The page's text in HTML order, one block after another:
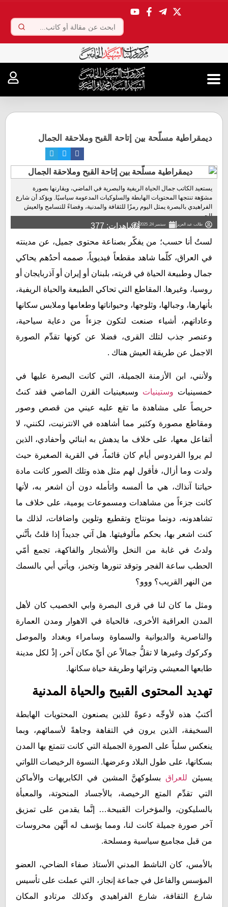
ديمقراطية مسلّحة بين إتاحة القبح وملاحقة الجمال
يستعيد الكاتب جمال الحياة الريفية والبصرية في الماضي، ويقارنها بصورة
مشوّهة تنتجها المحتويات الهابطة والسلوكيات المدعومة سياسيًا. ويؤكد أن شارع
الفراهيدي بالبصرة يمثل اليوم رمزًا للثقافة والمدنية، وفضاءً للتسامح والعيش
الحر....
طالب عبد العزيز سبتمبر 24, 2025
مشاهدات: 377
لستُ أنا حسب؛ من يفكّر بصناعة محتوى جميل، عن مدينته
في العراق، كلّما شاهد مقطعاً فيديوياً، صممه أحدُهم يحاكي
جمال وطبيعة الحياة في قريته، بلبنان أو إيران أو آذربايجان أو
روسيا، وغيرها. المقاطع التي تحاكي الطبيعة والحياة الريفية،
بأنهارها، وجبالها، وثلوجها، وحيواناتها وطعامها وملابس سكانها
وعاداتهم، أشياء صنعت لتكون جزءاً من دعاية سياحية،
وعنصر جذب لتلك القرى، فضلا عن كونها تقدِّم الصورة
الاجمل عن طريقة العيش هناك .
ولأنني، ابن الأزمنة الجميلة، التي كانت البصرة عليها في
خمسينيات وستينيات وسبعينيات القرن الماضي فقد كنتُ
حريصاً على مشاهدة ما تقع عليه عيني من قصص وصور
ومقاطع مصورة وكثير مما أشاهده في الانترنيت، لكنني، لا
أتفاعل معها، على خلاف ما يدهش به ابنائي وأحفادي، الذين
لم يروا الفردوس أيام كان قائماً، في القرية الصغيرة حيث
ولدت وما أزال، فأقول لهم مثل هذه وتلك الصور كانت مادة
حياتنا آنذاك، هي ما ألمسه واتأمله دون أن اشعر به، لأنها
كانت جزءاً من مشاهدات ومسموعات يومية، على خلاف ما
تشاهدونه، دونما مونتاج وتقطيع وتلوين واضافات، لذلك ما
كنت اشعر بها، بحكم مألوفيتها. هل آتي جديداً إذا قلتُ بأنَّني
ولدتُ في غابة من النخل والأشجار والفاكهة، تجمع أمّي
الحطب ساعة الفجر وتوقد تنورها وتخبز، ويأتي أبي بالسمك
من النهر القريب؟ ووو؟
ومثل ما كان لنا في قرى البصرة وابي الخصيب كان لأهل
المدن العراقية الأخرى، فالحياة في الاهوار ومدن العمارة
والناصرية والديوانية والسماوة وسامراء وبغداد والموصل
وكركوك وغيرها لا تقلُّ جمالاً عن أيِّ مكان آخر، إذْ لكل مدينة
طابعها المعيشي وتراثها وطريقة حياة سكانها.
تهديد المحتوى القبيح والحياة المدنية
أكتبُ هذه لأوجِّه دعوةً للذين يصنعون المحتويات الهابطة
السخيفة، الذين يرون في التفاهة وجاهةً لأسمائهم، وبما
ينعكس سلباً على الصورة الجميلة التي كانت تتمتع بها المدن
بسكانها، على طول البلاد وعرضها. النسوة الرخيصات اللواتي
يسيئن للعراق بسلوكهنَّ المشين في الكابريهات والأماكن
التي تقدِّم المتع الرخيصة، بالأجساد المنحوتة، والمعبأة
بالسليكون، والمؤخرات القبيحة… إنَّما يقدمن على تمزيق
آخر صورة جميلة كانت لنا، ومما يؤسف له أنَّهن محروسات
من قبل مجاميع سياسية ومسلحة.
بالأمس، كان الناشط المدني الأستاذ صفاء الضاحي، العضو
المؤسس والفاعل في جماعة إنجاز، التي عملت على تأسيس
شارع الثقافة، شارع الفراهيدي وكذلك مرتادو المكان